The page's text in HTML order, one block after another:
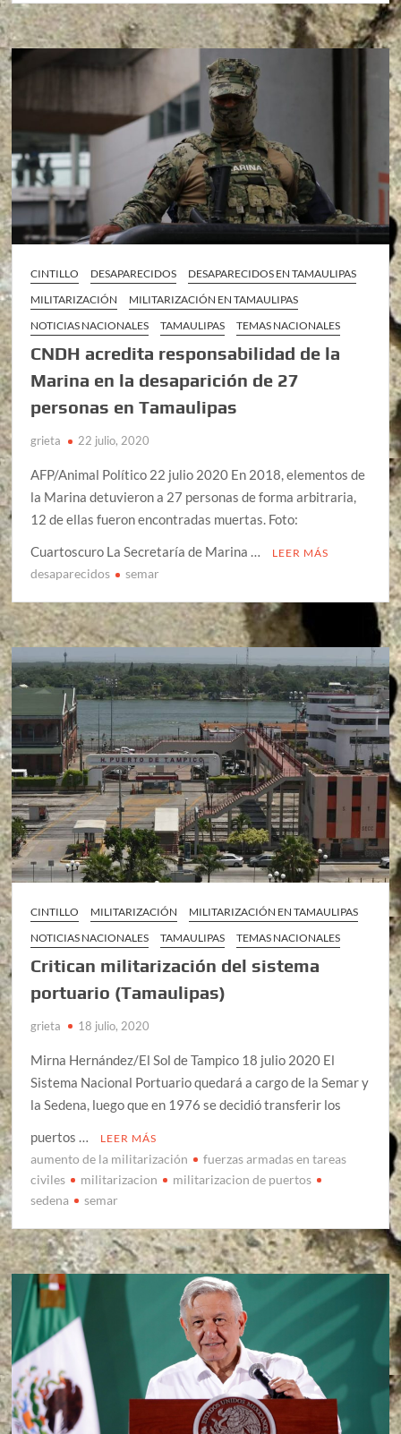
CINTILLO DESAPARECIDOS
DESAPARECIDOS EN TAMAULIPAS
MILITARIZACIÓN
MILITARIZACIÓN EN TAMAULIPAS
NOTICIAS NACIONALES
TAMAULIPAS TEMAS NACIONALES
CNDH acredita responsabilidad de la
Marina en la desaparición de 27
personas en Tamaulipas
grieta 22 julio, 2020
AFP/Animal Político 22 julio 2020 En 2018, elementos de
la Marina detuvieron a 27 personas de forma arbitraria,
12 de ellas fueron encontradas muertas. Foto:
Cuartoscuro La Secretaría de Marina …
LEER MÁS
desaparecidos semar
CINTILLO MILITARIZACIÓN
MILITARIZACIÓN EN TAMAULIPAS
NOTICIAS NACIONALES
TAMAULIPAS TEMAS NACIONALES
Critican militarización del sistema
portuario (Tamaulipas)
grieta 18 julio, 2020
Mirna Hernández/El Sol de Tampico 18 julio 2020 El
Sistema Nacional Portuario quedará a cargo de la Semar y
la Sedena, luego que en 1976 se decidió transferir los
puertos …
LEER MÁS
aumento de la militarización
fuerzas armadas en tareas
civiles
militarizacion
militarizacion de puertos
sedena
semar